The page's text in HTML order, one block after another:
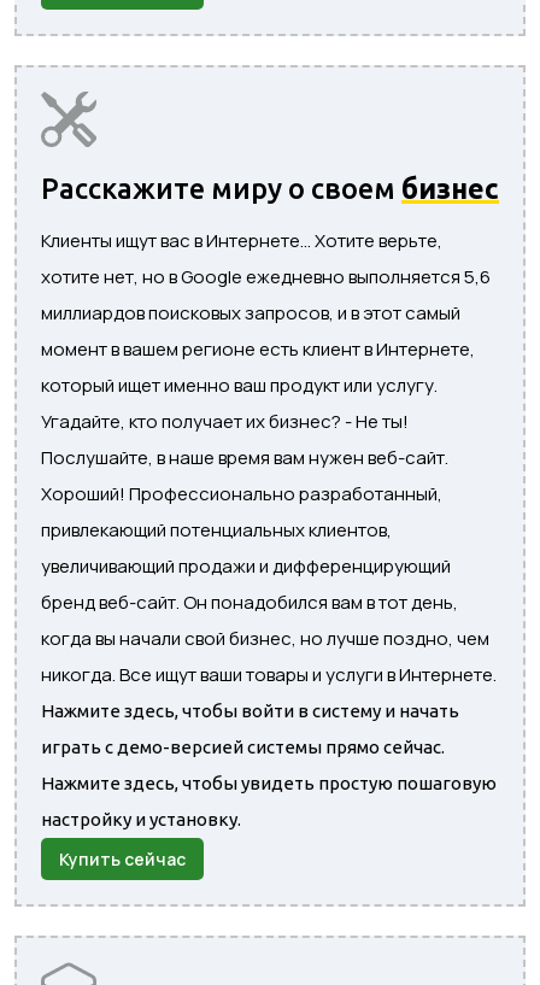
Расскажите миру о своем бизнес
Клиенты ищут вас в Интернете... Хотите верьте,
хотите нет, но в Google ежедневно выполняется 5,6
миллиардов поисковых запросов, и в этот самый
момент в вашем регионе есть клиент в Интернете,
который ищет именно ваш продукт или услугу.
Угадайте, кто получает их бизнес? - Не ты!
Послушайте, в наше время вам нужен веб-сайт.
Хороший! Профессионально разработанный,
привлекающий потенциальных клиентов,
увеличивающий продажи и дифференцирующий
бренд веб-сайт. Он понадобился вам в тот день,
когда вы начали свой бизнес, но лучше поздно, чем
никогда. Все ищут ваши товары и услуги в Интернете.
Нажмите здесь, чтобы войти в систему и начать
играть с демо-версией системы прямо сейчас.
Нажмите здесь, чтобы увидеть простую пошаговую
настройку и установку.
Купить сейчас